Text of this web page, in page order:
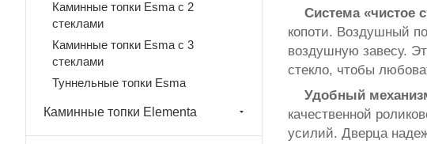
Система «чистое
копоти. Воздушный
воздушную завесу.
стекло, чтобы
Удобный
качественной
усилий. Дверца
Каминные топки Esma с 2
стеклами
Каминные топки Esma с 3
стеклами
Туннельные топки Esma
Каминные топки Elementa